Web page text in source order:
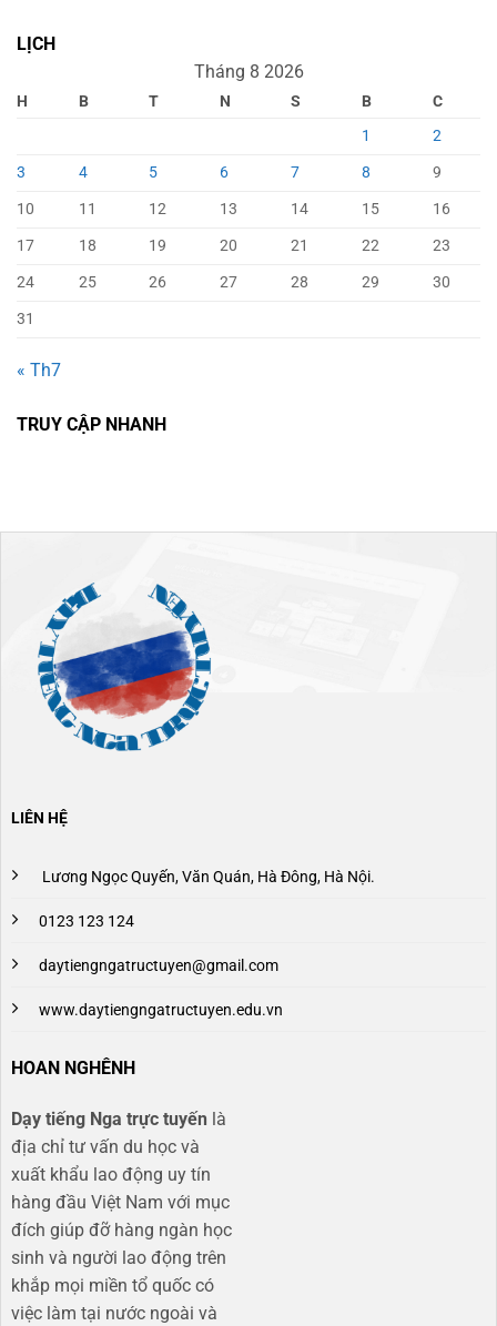
LỊCH
Tháng 8 2026
H B T N S B
C
1
2
3
4 5 6 7 8
9
10
11 12 13 14 15
16
17
18 19 20 21 22
23
24
25 26 27 28 29
30
31
« Th7
TRUY CẬP NHANH
LIÊN HỆ
Lương Ngọc Quyến, Văn Quán, Hà Đông, Hà Nội.
0123 123 124
daytiengngatructuyen@gmail.com
www.daytiengngatructuyen.edu.vn
HOAN NGHÊNH
Dạy tiếng Nga trực tuyến là
địa chỉ tư vấn du học và
xuất khẩu lao động uy tín
hàng đầu Việt Nam với mục
đích giúp đỡ hàng ngàn học
sinh và người lao động trên
khắp mọi miền tổ quốc có
việc làm tại nước ngoài và